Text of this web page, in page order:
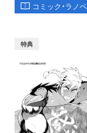
コミック・ラノベ
特典